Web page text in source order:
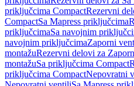
priključcima CompactRezervni
CompactSa Mapress priključcima
priključcimaSa navojnim
navojnim priključcimaZaporni
montažuRezervni delovi za
montažuSa priključcima Compact
priključcima CompactNepovratni